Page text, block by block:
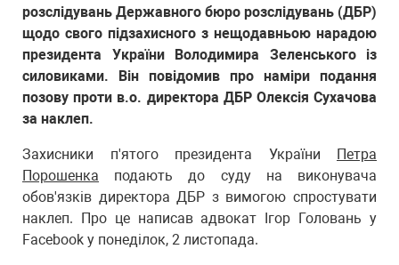
розслідувань Державного бюро розслідувань (ДБР)
щодо свого підзахисного з нещодавньою нарадою
президента України Володимира Зеленського із
силовиками. Він повідомив про наміри подання
позову проти в.о. директора ДБР Олексія Сухачова
за наклеп.
Захисники п'ятого президента України Петра
Порошенка подають до суду на виконувача
обов'язків директора ДБР з вимогою спростувати
наклеп. Про це написав адвокат Ігор Головань у
Facebook у понеділок, 2 листопада.